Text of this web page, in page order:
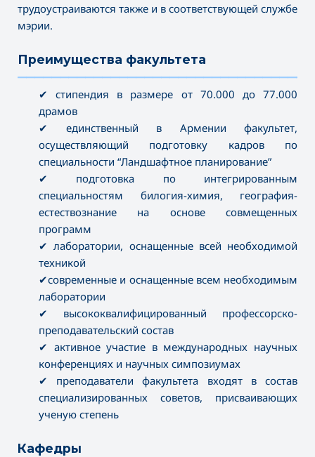
трудоустраиваются также и в соответствующей службе
мэрии.
Преимущества факультета
✔ стипендия в размере от 70.000 до 77.000
драмов
✔ единственный в Армении факультет,
осуществляющий подготовку кадров по
специальности “Ландшафтное планирование”
✔ подготовка по интегрированным
специальностям билогия-химия, география-
естествознание на основе совмещенных
программ
✔ лаборатории, оснащенные всей необходимой
техникой
✔современные и оснащенные всем необходимым
лаборатории
✔ высококвалифицированный профессорско-
преподавательский состав
✔ активное участие в международных научных
конференциях и научных симпозиумах
✔ преподаватели факультета входят в состав
специализированных советов, присваивающих
ученую степень
Кафедры